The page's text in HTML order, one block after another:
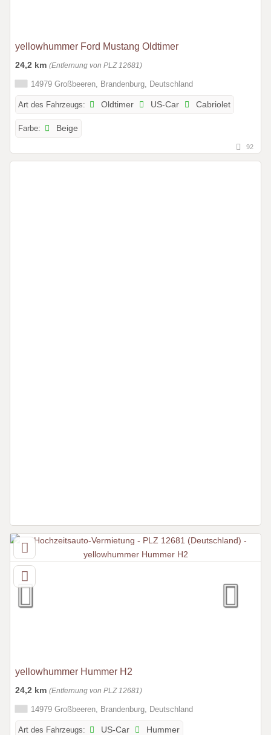
yellowhummer Ford Mustang Oldtimer
24,2 km (Entfernung von PLZ 12681)
14979 Großbeeren, Brandenburg, Deutschland
Art des Fahrzeugs: Oldtimer US-Car Cabriolet
Farbe: Beige
92
yellowhummer Hummer H2
24,2 km (Entfernung von PLZ 12681)
14979 Großbeeren, Brandenburg, Deutschland
Art des Fahrzeugs: US-Car Hummer